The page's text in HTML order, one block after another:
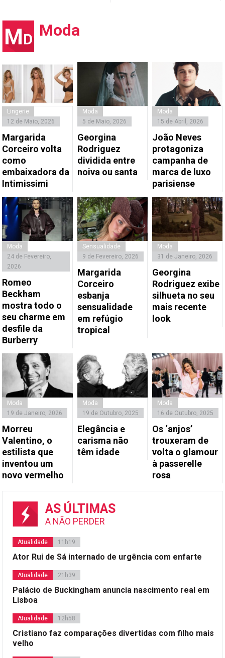
Moda
Lingerie
12 de Maio, 2026
Margarida
Corceiro volta
como
embaixadora da
Intimissimi
Moda
5 de Maio, 2026
Georgina
Rodriguez
dividida entre
noiva ou santa
Moda
15 de Abril, 2026
João Neves
protagoniza
campanha de
marca de luxo
parisiense
Moda
24 de Fevereiro,
2026
Romeo
Beckham
mostra todo o
seu charme em
desfile da
Burberry
Sensualidade
9 de Fevereiro, 2026
Margarida
Corceiro
esbanja
sensualidade
em refúgio
tropical
Moda
31 de Janeiro, 2026
Georgina
Rodriguez exibe
silhueta no seu
mais recente
look
Moda
19 de Janeiro, 2026
Morreu
Valentino, o
estilista que
inventou um
novo vermelho
Moda
19 de Outubro, 2025
Elegância e
carisma não
têm idade
Moda
16 de Outubro, 2025
Os ‘anjos’
trouxeram de
volta o glamour
à passerelle
rosa
AS ÚLTIMAS
A NÃO PERDER
Atualidade 11h19
Ator Rui de Sá internado de urgência com enfarte
Atualidade 21h39
Palácio de Buckingham anuncia nascimento real em
Lisboa
Atualidade 12h58
Cristiano faz comparações divertidas com filho mais
velho